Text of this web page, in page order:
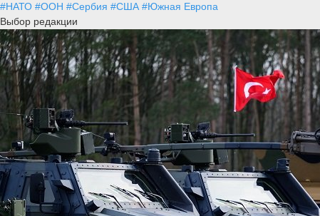
#НАТО #ООН #Сербия #США #Южная Европа
Выбор редакции